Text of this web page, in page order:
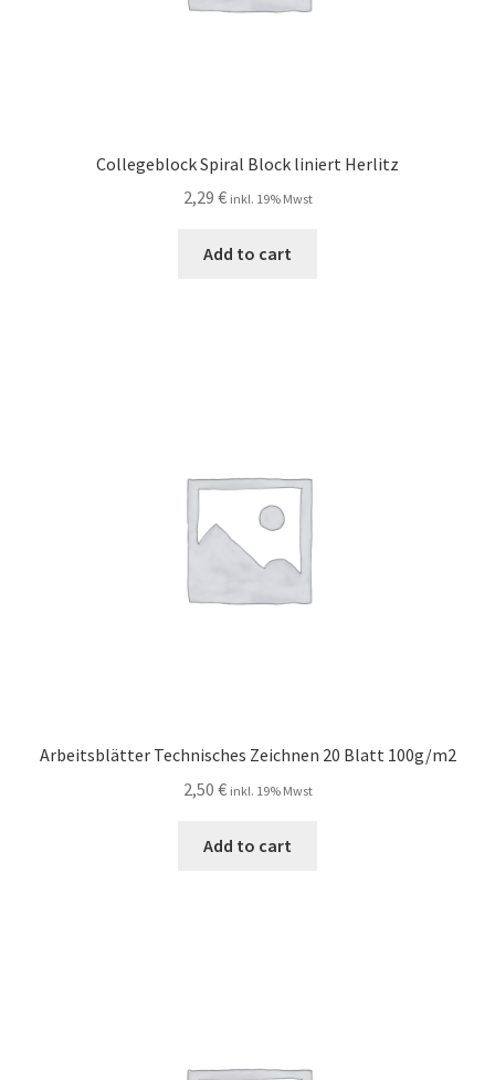
Collegeblock Spiral Block liniert Herlitz
2,29 € inkl. 19% Mwst
Add to cart
Arbeitsblätter Technisches Zeichnen 20 Blatt 100g/m2
2,50 € inkl. 19% Mwst
Add to cart